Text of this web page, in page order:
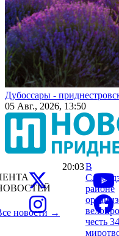
Дубоссары -
05 Авг., 2026, 13:50
новости →
20:03В
районе
честь